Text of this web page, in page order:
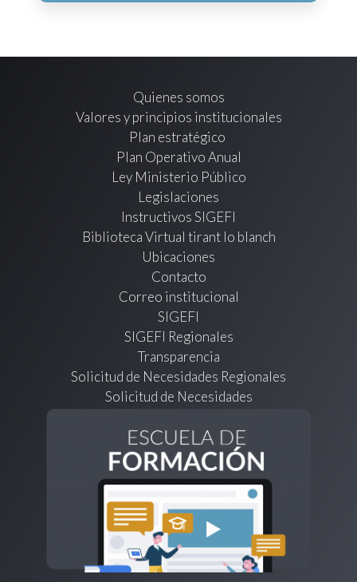
Quienes somos
Valores y principios institucionales
Plan estratégico
Plan Operativo Anual
Ley Ministerio Público
Legislaciones
Instructivos SIGEFI
Biblioteca Virtual tirant lo blanch
Ubicaciones
Contacto
Correo institucional
SIGEFI
SIGEFI Regionales
Transparencia
Solicitud de Necesidades Regionales
Solicitud de Necesidades